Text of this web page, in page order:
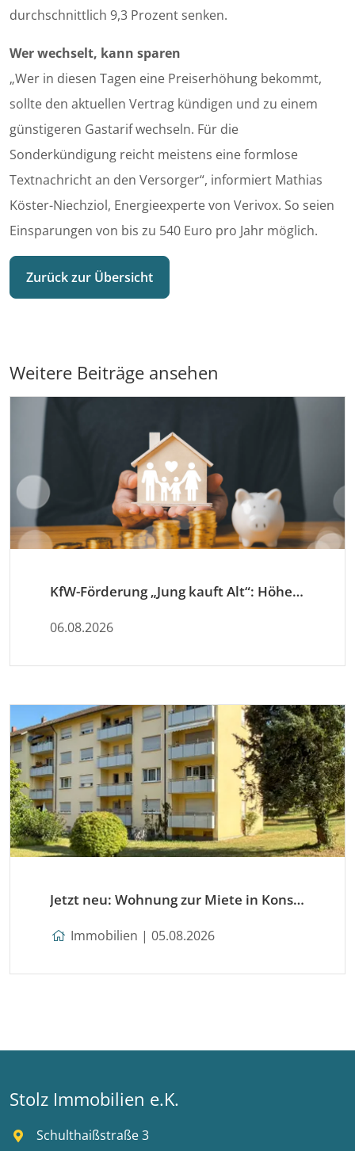
durchschnittlich 9,3 Prozent senken.
Wer wechselt, kann sparen
„Wer in diesen Tagen eine Preiserhöhung bekommt,
sollte den aktuellen Vertrag kündigen und zu einem
günstigeren Gastarif wechseln. Für die
Sonderkündigung reicht meistens eine formlose
Textnachricht an den Versorger“, informiert Mathias
Köster-Niechziol, Energieexperte von Verivox. So seien
Einsparungen von bis zu 540 Euro pro Jahr möglich.
Zurück zur Übersicht
Weitere Beiträge ansehen
KfW-Förderung „Jung kauft Alt“: Höhere Kredite ab August 2026
06.08.2026
Jetzt neu: Wohnung zur Miete in Konstanz
Immobilien | 05.08.2026
Stolz Immobilien e.K.
Schulthaißstraße 3